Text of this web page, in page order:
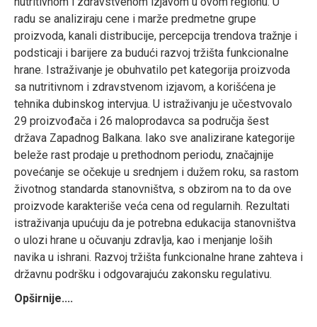
radu se analiziraju cene i marže predmetne grupe
proizvoda, kanali distribucije, percepcija trendova tražnje i
podsticaji i barijere za budući razvoj tržišta funkcionalne
hrane. Istraživanje je obuhvatilo pet kategorija proizvoda
sa nutritivnom i zdravstvenom izjavom, a korišćena je
tehnika dubinskog intervjua. U istraživanju je učestvovalo
29 proizvođača i 26 maloprodavca sa područja šest
država Zapadnog Balkana. Iako sve analizirane kategorije
beleže rast prodaje u prethodnom periodu, značajnije
povećanje se očekuje u srednjem i dužem roku, sa rastom
životnog standarda stanovništva, s obzirom na to da ove
proizvode karakteriše veća cena od regularnih. Rezultati
istraživanja upućuju da je potrebna edukacija stanovništva
o ulozi hrane u očuvanju zdravlja, kao i menjanje loših
navika u ishrani. Razvoj tržišta funkcionalne hrane zahteva i
državnu podršku i odgovarajuću zakonsku regulativu.
Opširnije....